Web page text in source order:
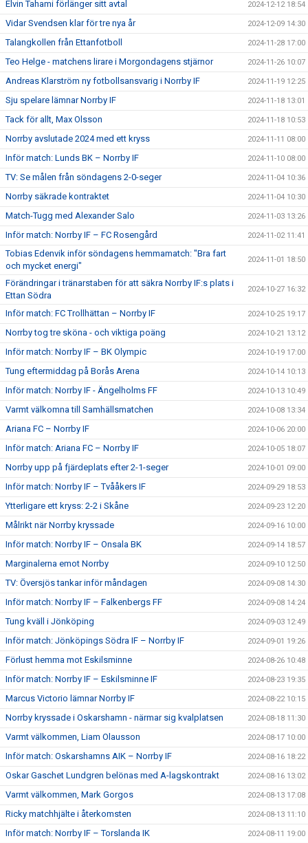
Elvin Tahami förlänger sitt avtal 2024-12-12 18:54
Vidar Svendsen klar för tre nya år 2024-12-09 14:30
Talangkollen från Ettanfotboll 2024-11-28 17:00
Teo Helge - matchens lirare i Morgondagens stjärnor 2024-11-26 10:07
Andreas Klarström ny fotbollsansvarig i Norrby IF 2024-11-19 12:25
Sju spelare lämnar Norrby IF 2024-11-18 13:01
Tack för allt, Max Olsson 2024-11-18 10:53
Norrby avslutade 2024 med ett kryss 2024-11-11 08:00
Inför match: Lunds BK – Norrby IF 2024-11-10 08:00
TV: Se målen från söndagens 2-0-seger 2024-11-04 10:36
Norrby säkrade kontraktet 2024-11-04 10:30
Match-Tugg med Alexander Salo 2024-11-03 13:26
Inför match: Norrby IF – FC Rosengård 2024-11-02 11:41
Tobias Edenvik inför söndagens hemmamatch: "Bra fart
och mycket energi"
2024-11-01 18:50
Förändringar i tränarstaben för att säkra Norrby IF:s plats i
Ettan Södra
2024-10-27 16:32
Inför match: FC Trollhättan – Norrby IF 2024-10-25 19:17
Norrby tog tre sköna - och viktiga poäng 2024-10-21 13:12
Inför match: Norrby IF – BK Olympic 2024-10-19 17:00
Tung eftermiddag på Borås Arena 2024-10-14 10:13
Inför match: Norrby IF - Ängelholms FF 2024-10-13 10:49
Varmt välkomna till Samhällsmatchen 2024-10-08 13:34
Ariana FC – Norrby IF 2024-10-06 20:00
Inför match: Ariana FC – Norrby IF 2024-10-05 18:07
Norrby upp på fjärdeplats efter 2-1-seger 2024-10-01 09:00
Inför match: Norrby IF – Tvååkers IF 2024-09-29 18:53
Ytterligare ett kryss: 2-2 i Skåne 2024-09-23 12:20
Målrikt när Norrby kryssade 2024-09-16 10:00
Inför match: Norrby IF – Onsala BK 2024-09-14 18:57
Marginalerna emot Norrby 2024-09-10 12:50
TV: Översjös tankar inför måndagen 2024-09-08 14:30
Inför match: Norrby IF – Falkenbergs FF 2024-09-08 14:24
Tung kväll i Jönköping 2024-09-03 12:49
Inför match: Jönköpings Södra IF – Norrby IF 2024-09-01 19:26
Förlust hemma mot Eskilsminne 2024-08-26 10:48
Inför match: Norrby IF – Eskilsminne IF 2024-08-23 19:35
Marcus Victorio lämnar Norrby IF 2024-08-22 10:15
Norrby kryssade i Oskarshamn - närmar sig kvalplatsen 2024-08-18 11:30
Varmt välkommen, Liam Olausson 2024-08-17 10:00
Inför match: Oskarshamns AIK – Norrby IF 2024-08-16 18:22
Oskar Gaschet Lundgren belönas med A-lagskontrakt 2024-08-16 13:02
Varmt välkommen, Mark Gorgos 2024-08-13 17:08
Ricky matchhjälte i återkomsten 2024-08-13 11:10
Inför match: Norrby IF – Torslanda IK 2024-08-11 19:00